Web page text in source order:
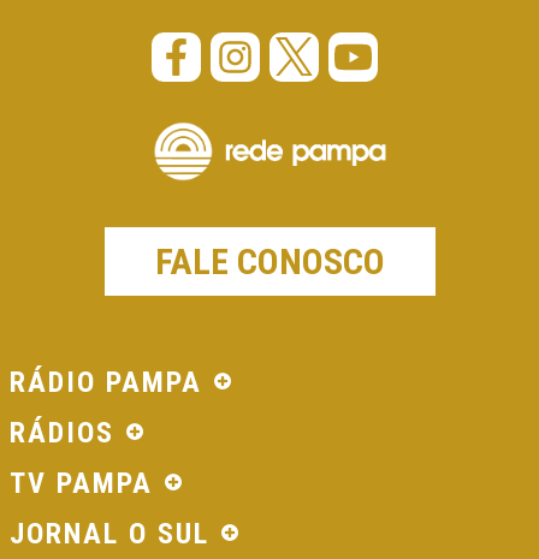
FALE CONOSCO
RÁDIO PAMPA
RÁDIOS
TV PAMPA
JORNAL O SUL